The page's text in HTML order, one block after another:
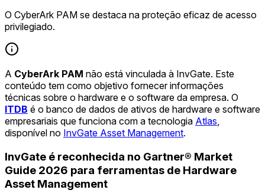
O CyberArk PAM se destaca na proteção eficaz de acesso
privilegiado.
A CyberArk PAM não está vinculada à InvGate. Este
conteúdo tem como objetivo fornecer informações
técnicas sobre o hardware e o software da empresa. O
ITDB é o banco de dados de ativos de hardware e software
empresariais que funciona com a tecnologia Atlas
disponível no InvGate Asset Management.
InvGate é reconhecida no Gartner® Market
Guide 2026 para ferramentas de Hardware
Asset Management